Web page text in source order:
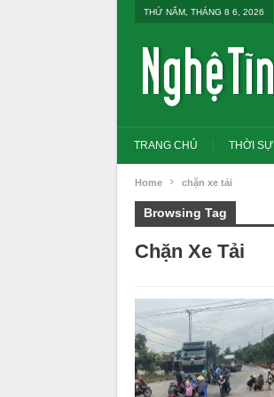
THỨ NĂM, THÁNG 8 6, 2026
TRANG CHỦ THỜI SỰ
Home chặn xe tải
Browsing Tag
Chặn Xe Tải